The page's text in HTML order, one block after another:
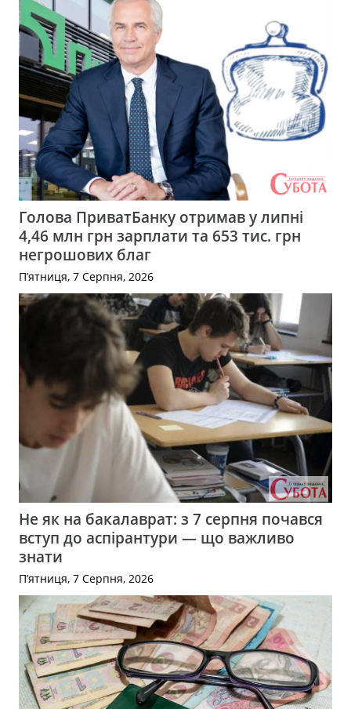
Голова ПриватБанку отримав у липні
4,46 млн грн зарплати та 653 тис. грн
негрошових благ
П’ятниця, 7 Серпня, 2026
Не як на бакалаврат: з 7 серпня почався
вступ до аспірантури — що важливо
знати
П’ятниця, 7 Серпня, 2026